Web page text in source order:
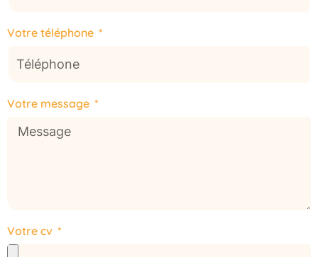
Votre téléphone
Votre message
Votre cv